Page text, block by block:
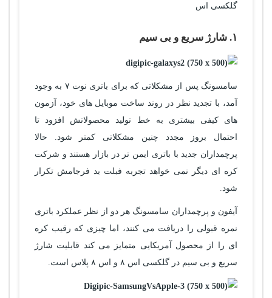
گلکسی اس
۱. شارژ سریع و بی سیم
سامسونگ پس از مشکلاتی که برای باتری نوت ۷ به وجود
آمد، با تجدید نظر در روند ساخت موبایل های خود، آزمون
های کیفی بیشتری به خط تولید محصولاتش افزود تا
احتمال بروز مجدد چنین مشکلاتی کمتر شود. حالا
پرچمداران جدید با باتری ایمن تر در بازار هستند و شرکت
کره ای دیگر نمی خواهد تجربه فبلت بد فرجامش تکرار
شود.
آیفون و پرچمداران سامسونگ هر دو از نظر عملکرد باتری
نمره قبولی را دریافت می کنند، اما چیزی که رقیب کره
ای را از محصول آمریکایی متمایز می کند قابلیت شارژ
سریع و بی سیم در گلکسی اس ۸ و اس ۸ پلاس است.